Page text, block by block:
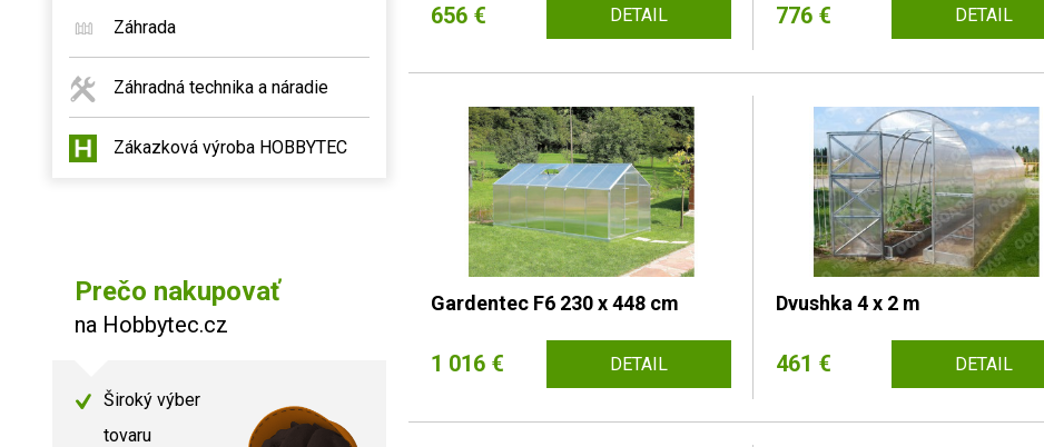
Záhrada
Záhradná technika a náradie
Zákazková výroba HOBBYTEC
Prečo nakupovať
na Hobbytec.cz
Široký výber
tovaru
656 € DETAIL 776 € DETAIL
Gardentec F6 230 x 448 cm
1 016 € DETAIL
Dvushka 4 x 2 m
461 € DETAIL